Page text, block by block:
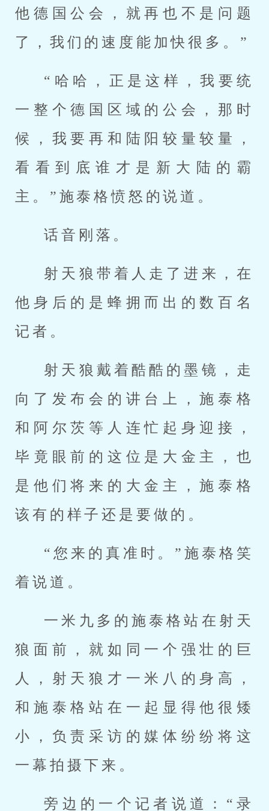
他德国公会，就再也不是问题
了，我们的速度能加快很多。”
“哈哈，正是这样，我要统
一整个德国区域的公会，那时
候，我要再和陆阳较量较量，
看看到底谁才是新大陆的霸
主。”施泰格愤怒的说道。
话音刚落。
射天狼带着人走了进来，在
他身后的是蜂拥而出的数百名
记者。
射天狼戴着酷酷的墨镜，走
向了发布会的讲台上，施泰格
和阿尔茨等人连忙起身迎接，
毕竟眼前的这位是大金主，也
是他们将来的大金主，施泰格
该有的样子还是要做的。
“您来的真准时。”施泰格笑
着说道。
一米九多的施泰格站在射天
狼面前，就如同一个强壮的巨
人，射天狼才一米八的身高，
和施泰格站在一起显得他很矮
小，负责采访的媒体纷纷将这
一幕拍摄下来。
旁边的一个记者说道：“录